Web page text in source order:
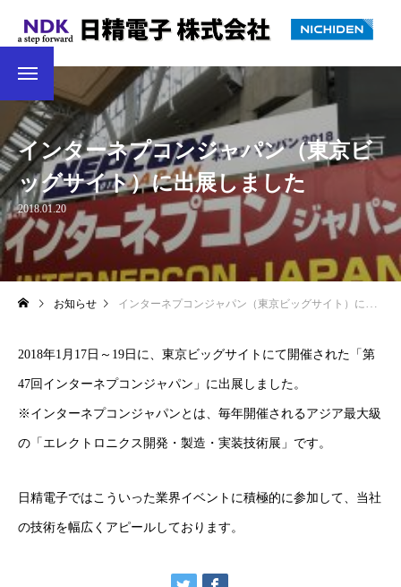
インターネプコンジャパン（東京ビ
ッグサイト）に出展しました
2018.01.20
お知らせ インターネプコンジャパン（東京ビッグサイト）に出展しました
2018年1月17日～19日に、東京ビッグサイトにて開催された「第
47回インターネプコンジャパン」に出展しました。
※インターネプコンジャパンとは、毎年開催されるアジア最大級
の「エレクトロニクス開発・製造・実装技術展」です。
日精電子ではこういった業界イベントに積極的に参加して、当社
の技術を幅広くアピールしております。